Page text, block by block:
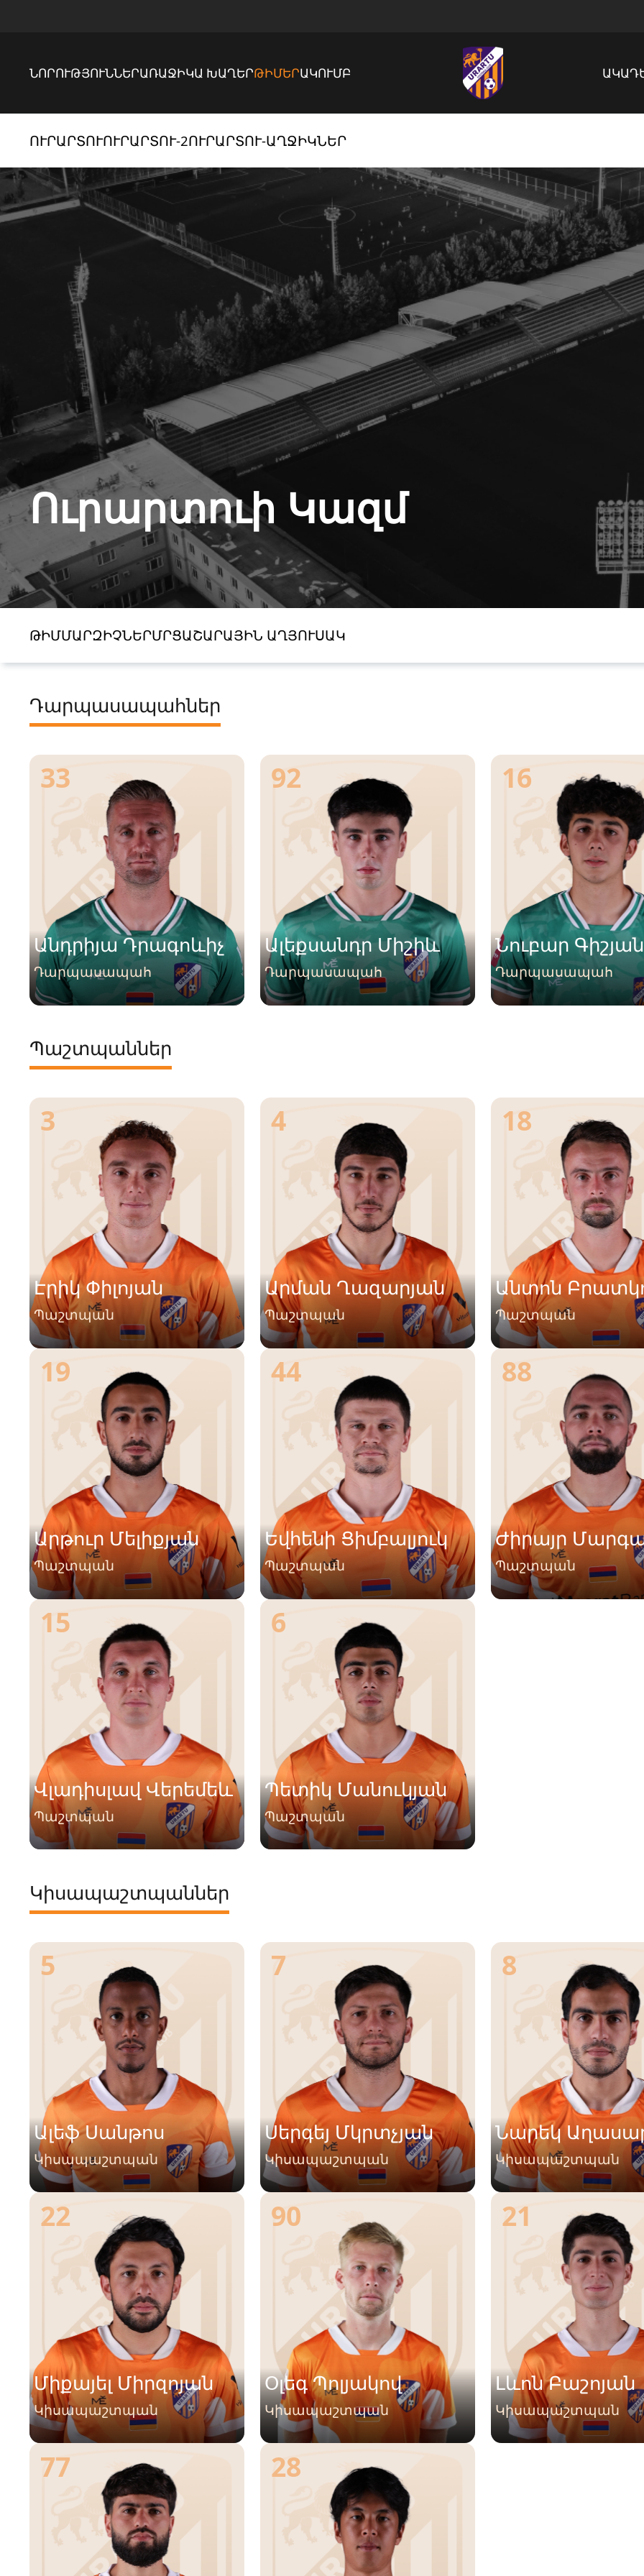
ՆՈՐՈՒԹՅՈՒՆՆԵՐԱՌԱՋԻԿԱ ԽԱՂԵՐԹԻՄԵՐԱԿՈՒՄԲ
ՈՒՐԱՐՏՈՒՈՒՐԱՐՏՈՒ-2ՈՒՐԱՐՏՈՒ-ԱՂՋԻԿՆԵՐ
Ուրարտուի Կազմ
ԹԻՄՄԱՐԶԻՉՆԵՐՄՐՑԱՇԱՐԱՅԻՆ ԱՂՅՈՒՍԱԿ
Դարպասապահներ
Անդրիյա Դրագոևիչ
Դարպասապահ
33
Ալեքսանդր Միշիև
Դարպասապահ
92
Նուբար Գիշյան
Դարպասապահ
16
Պաշտպաններ
Էրիկ Փիլոյան
Պաշտպան
3
Արման Ղազարյան
Պաշտպան
4
Անտոն
Պաշտպան
18
Արթուր Մելիքյան
Պաշտպան
19
Եվհենի Ցիմբալյուկ
Պաշտպան
44
Ժիրայր
Պաշտպան
88
Վլադիսլավ Վերեմեև
Պաշտպան
15
Պետիկ Մանուկյան
Պաշտպան
6
Կիսապաշտպաններ
Ալեֆ Սանթոս
Կիսապաշտպան
5
Սերգեյ Մկրտչյան
Կիսապաշտպան
7
Նարեկ
Կիսապաշտպան
8
Միքայել Միրզոյան
Կիսապաշտպան
22
Օլեգ Պոլյակով
Կիսապաշտպան
90
Լևոն Բաշոյան
Կիսապաշտպան
21
77 28